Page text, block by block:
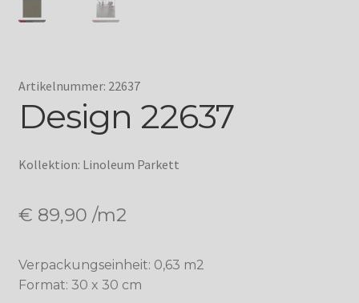
Artikelnummer: 22637
Design 22637
Kollektion: Linoleum Parkett
€ 89,90 /m2
Verpackungseinheit: 0,63 m2
Format: 30 x 30 cm